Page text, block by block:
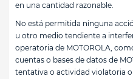
en una cantidad razonable.
No está permitida ninguna
u otro medio tendiente a
operatoria de MOTOROLA,
cuentas o bases de datos de
tentativa o actividad violatoria